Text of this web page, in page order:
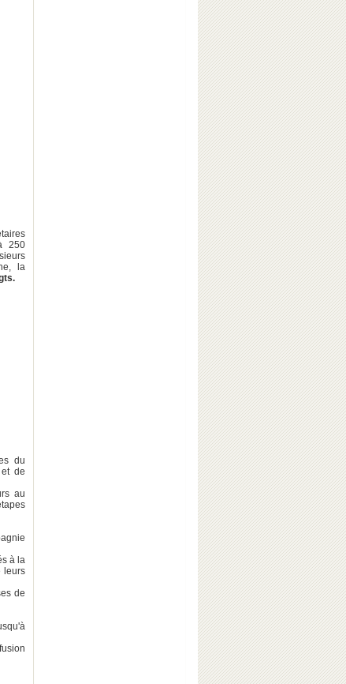
250
la
du
de
au
à la
leurs
de